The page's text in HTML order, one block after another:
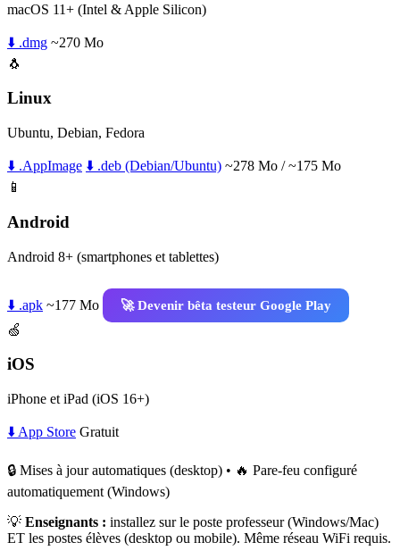
macOS 11+ (Intel & Apple Silicon)
⬇️ .dmg ~270 Mo
🐧
Linux
Ubuntu, Debian, Fedora
⬇️ .AppImage ⬇️ .deb (Debian/Ubuntu) ~278 Mo / ~175 Mo
📱
Android
Android 8+ (smartphones et tablettes)
⬇️ .apk ~177 Mo
🚀 Devenir bêta testeur Google Play
🍏
iOS
iPhone et iPad (iOS 16+)
⬇️ App Store Gratuit
🔒 Mises à jour automatiques (desktop) • 🔥 Pare-feu configuré
automatiquement (Windows)
💡 Enseignants : installez sur le poste professeur (Windows/Mac)
ET les postes élèves (desktop ou mobile). Même réseau WiFi requis.